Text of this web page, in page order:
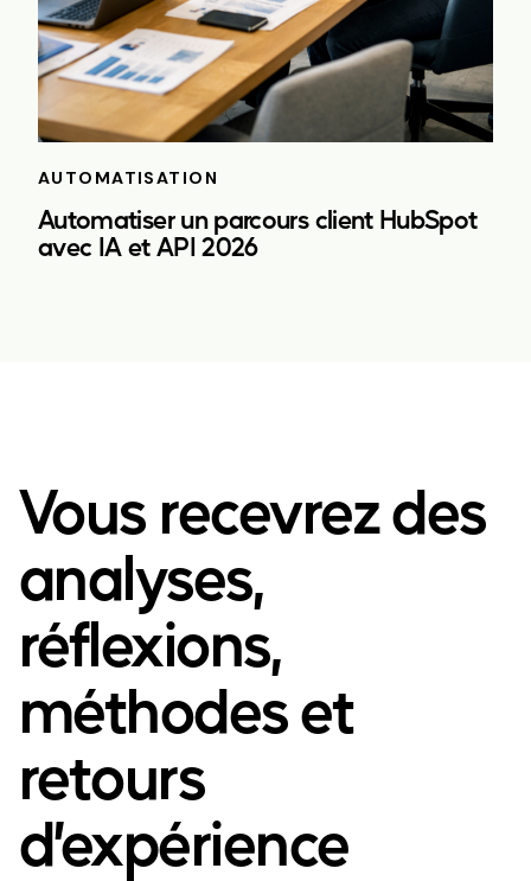
AUTOMATISATION
Automatiser un parcours client HubSpot
avec IA et API 2026
Vous recevrez des
analyses,
réflexions,
méthodes et
retours
d’expérience